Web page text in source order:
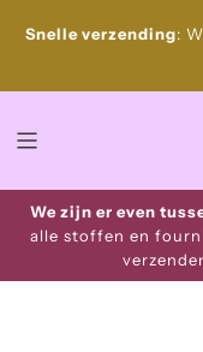
p
o
e
Snelle verzending:
We zijn er even
alle stoffen en